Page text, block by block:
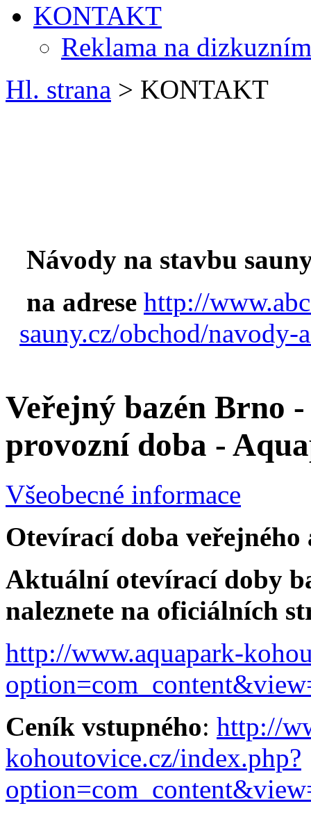
KONTAKT
Reklama na
Hl. strana > KONTAKT
Návody na stavbu
na adrese http://
sauny.cz/obchod/
Veřejný bazén Brno
provozní doba -
Všeobecné informace
Otevírací doba
Aktuální otevírací doby
naleznete na oficiálních
http://www.aquapark-
Ceník vstupného: http://
kohoutovice.cz/index.php?